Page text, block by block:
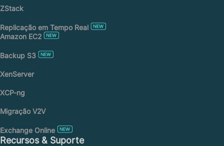
ZStack
Replicação em Tempo Real
Amazon EC2
Backup S3
XenServer
XCP-ng
Migração V2V
Exchange Online
Recursos & Suporte